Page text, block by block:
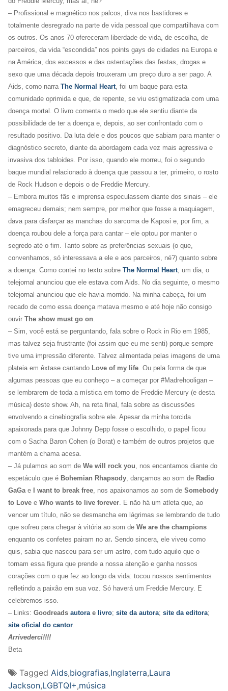
– Profissional e magnético nos palcos, diva nos bastidores e
totalmente desregrado na parte de vida pessoal que compartilhava com
os outros. Os anos 70 ofereceram liberdade de vida, de escolha, de
parceiros, da vida “escondida” nos points gays de cidades na Europa e
na América, dos excessos e das ostentações das festas, drogas e
sexo que uma década depois trouxeram um preço duro a ser pago. A
Aids, como narra The Normal Heart foi um baque para esta
comunidade oprimida e que, de repente, se viu estigmatizada com uma
doença mortal. O livro comenta o medo que ele sentiu diante da
possibilidade de ter a doença e, depois, ao ser confrontado com o
resultado positivo. Da luta dele e dos poucos que sabiam para manter o
diagnóstico secreto, diante da abordagem cada vez mais agressiva e
invasiva dos tabloides. Por isso, quando ele morreu, foi o segundo
baque mundial relacionado à doença que passou a ter, primeiro, o rosto
de Rock Hudson e depois o de Freddie Mercury.
– Embora muitos fãs e imprensa especulassem diante dos sinais – ele
emagreceu demais; nem sempre, por melhor que fosse a maquiagem,
dava para disfarçar as manchas do sarcoma de Kaposi e, por fim, a
doença roubou dele a força para cantar – ele optou por manter o
segredo até o fim. Tanto sobre as preferências sexuais (o que,
convenhamos, só interessava a ele e aos parceiros, né?) quanto sobre
a doença. Como contei no texto sobre The Normal Heart , um dia, o
telejornal anunciou que ele estava com Aids. No dia seguinte, o mesmo
telejornal anunciou que ele havia morrido. Na minha cabeça, foi um
recado de como essa doença matava mesmo e até hoje não consigo
ouvir The show must go on
– Sim, você está se perguntando, fala sobre o Rock in Rio em 1985,
mas talvez seja frustrante (foi assim que eu me senti) porque sempre
tive uma impressão diferente. Talvez alimentada pelas imagens de uma
plateia em êxtase cantando Love of my life . Ou pela forma de que
algumas pessoas que eu conheço – a começar por #Madrehooligan –
se lembrarem de toda a mística em torno de Freddie Mercury (e desta
música) deste show. Ah, na reta final, fala sobre as discussões
envolvendo a cinebiografia sobre ele. Apesar da minha torcida
apaixonada para que Johnny Depp fosse o escolhido, o papel ficou
com o Sacha Baron Cohen (o Borat) e também de outros projetos que
mantém a chama acesa.
– Já pulamos ao som de We will rock you , nos encantamos diante do
espetáculo que é Bohemian Rhapsody , dançamos ao som de Radio
GaGa e I want to break free , nos apaixonamos ao som de Somebody
to Love e Who wants to live forever . E não há um atleta que, ao
vencer um título, não se desmancha em lágrimas se lembrando de tudo
que sofreu para chegar à vitória ao som de We are the champions
enquanto os confetes pairam no ar. Sendo sincera, ele viveu como
quis, sabia que nasceu para ser um astro, com tudo aquilo que o
tornam essa figura que prende a nossa atenção e ganha nossos
corações com o que fez ao longo da vida: tocou nossos sentimentos
refletindo a paixão em sua voz. Só haverá um Freddie Mercury. E
celebremos isso.
– Links: Goodreads autora e livro; site da autora; site da editora;
site oficial do cantor
Arrivederci!!!!
Beta
Tagged Aids,biografias,Inglaterra,Laura
Jackson,LGBTQI+,música